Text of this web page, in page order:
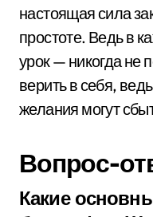
настоящая сила
простоте. Ведь в
урок — никогда не
верить в себя,
желания могут
Вопрос-
Какие